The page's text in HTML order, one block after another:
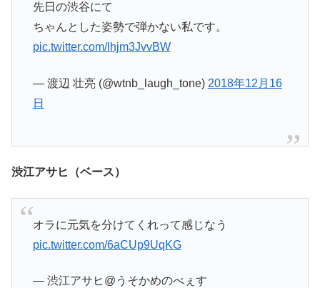
先日の渋谷にて
ちゃんとした姿勢で弾かない私です。
pic.twitter.com/lhjm3JvvBW
— 渡辺 壮亮 (@wtnb_laugh_tone) 2018年12月16
日
渋江アサヒ（ベース）
オラに元気を分けてくれって感じなう
pic.twitter.com/6aCUp9UqKG
— 渋江アサヒ@うそかめのべぇす